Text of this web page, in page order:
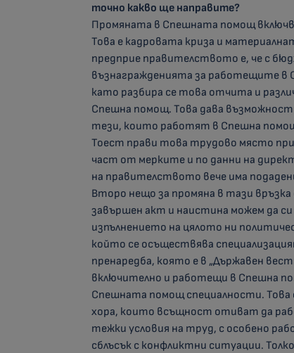
точно какво ще направите?
Промяната в Спешната помощ
Това е кадровата криза и
предприе правителството е, че с
възнагражденията за работещите в
като разбира се това отчита и
Спешна помощ. Това дава
тези, които работят в Спешна
Тоест прави това трудово място
част от мерките и по данни на
на правителството вече има
Второ нещо за промяна в тази
завършен акт и наистина можем да си
изпълнението на цялото ни
който се осъществява
пренаредба, която е в „Държавен
включително и работещи в Спешна
Спешната помощ специалности.
хора, които всъщност отиват да
тежки условия на труд, с особено
сблъсък с конфликтни ситуации.